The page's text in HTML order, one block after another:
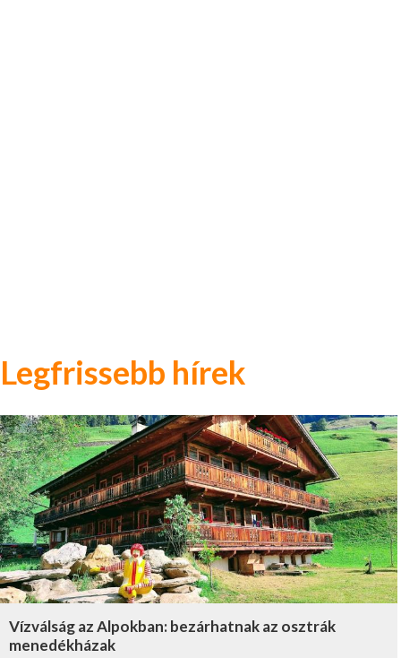
Legfrissebb hírek
Vízválság az Alpokban: bezárhatnak az osztrák
menedékházak